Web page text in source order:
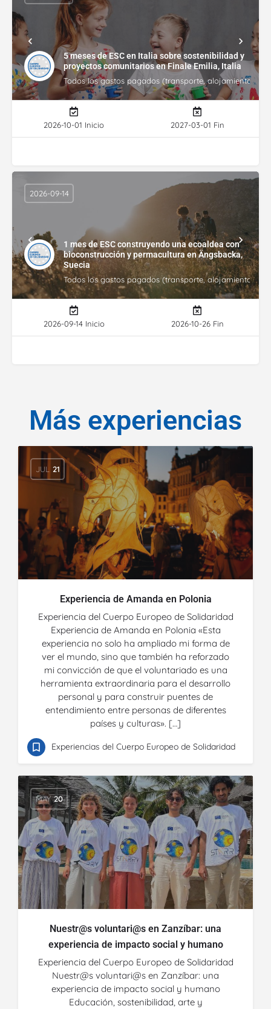
5 meses de ESC en Italia sobre sostenibilidad y
proyectos comunitarios en Finale Emilia, Italia
Todos los gastos pagados (transporte, alojamiento,
2026-10-01 Inicio 2027-03-01 Fin
1 mes de ESC construyendo una ecoaldea con
bioconstrucción y permacultura en Ängsbacka,
Suecia
Todos los gastos pagados (transporte, alojamiento,
2026-09-14
2026-09-14 Inicio 2026-10-26 Fin
Más experiencias
JUL 21
Experiencia de Amanda en Polonia
Experiencia del Cuerpo Europeo de Solidaridad
Experiencia de Amanda en Polonia «Esta
experiencia no solo ha ampliado mi forma de
ver el mundo, sino que también ha reforzado
mi convicción de que el voluntariado es una
herramienta extraordinaria para el desarrollo
personal y para construir puentes de
entendimiento entre personas de diferentes
países y culturas». […]
Experiencias del Cuerpo Europeo de Solidaridad
MAY 20
Nuestr@s voluntari@s en Zanzíbar: una
experiencia de impacto social y humano
Experiencia del Cuerpo Europeo de Solidaridad
Nuestr@s voluntari@s en Zanzíbar: una
experiencia de impacto social y humano
Educación, sostenibilidad, arte y